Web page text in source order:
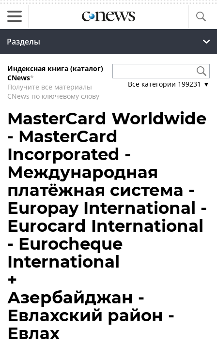
Разделы
Индексная книга (каталог)
CNews*
Получите все материалы
CNews по ключевому слову
Все категории 199231 ▼
MasterCard Worldwide
- MasterCard
Incorporated -
Международная
платёжная система -
Europay International -
Eurocard International
- Eurocheque
International
+
Азербайджан -
Евлахский район -
Евлах